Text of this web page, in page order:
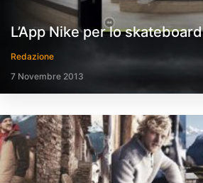
L’App Nike per lo skateboard
Redazione
7 Novembre 2013